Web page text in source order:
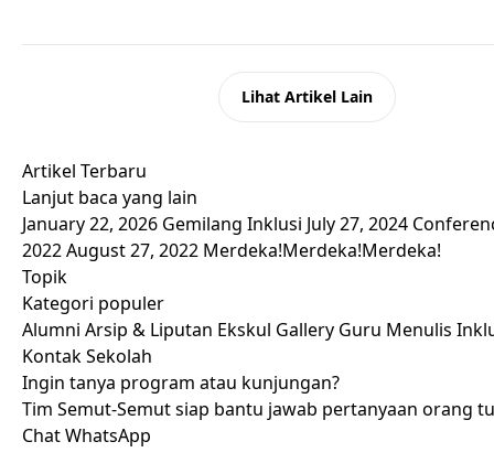
Lihat Artikel Lain
Artikel Terbaru
Lanjut baca yang lain
January 22, 2026 Gemilang Inklusi July 27, 2024
2022August 27, 2022 Merdeka!Merdeka!Merdeka!
Topik
Kategori populer
Alumni Arsip & Liputan Ekskul Gallery Guru Menulis
Kontak Sekolah
Ingin tanya program atau kunjungan?
Tim Semut-Semut siap bantu jawab pertanyaan orang
Chat WhatsApp